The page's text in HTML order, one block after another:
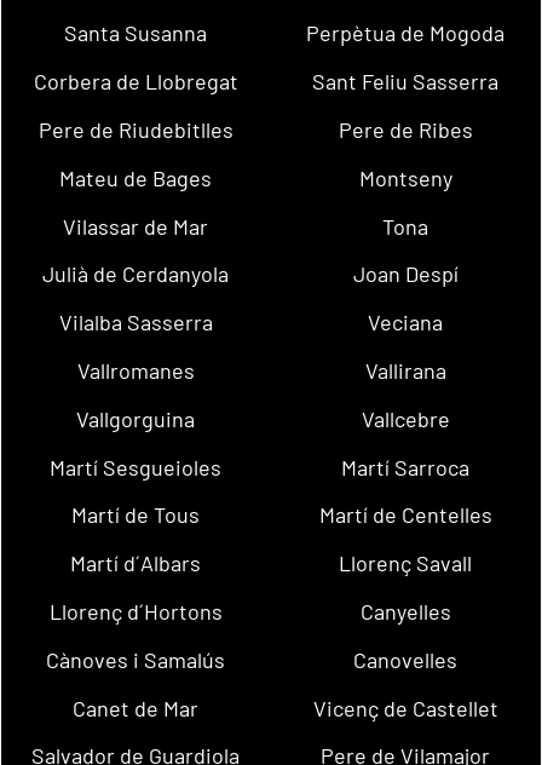
Santa Susanna
Perpètua de Mogoda
Corbera de Llobregat
Sant Feliu Sasserra
Pere de Riudebitlles
Pere de Ribes
Mateu de Bages
Montseny
Vilassar de Mar
Tona
Julià de Cerdanyola
Joan Despí
Vilalba Sasserra
Veciana
Vallromanes
Vallirana
Vallgorguina
Vallcebre
Martí Sesgueioles
Martí Sarroca
Martí de Tous
Martí de Centelles
Martí d´Albars
Llorenç Savall
Llorenç d´Hortons
Canyelles
Cànoves i Samalús
Canovelles
Canet de Mar
Vicenç de Castellet
Salvador de Guardiola
Pere de Vilamajor